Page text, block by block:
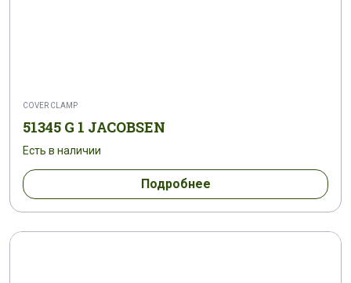
COVER CLAMP
51345 G 1 JACOBSEN
Есть в наличии
Подробнее